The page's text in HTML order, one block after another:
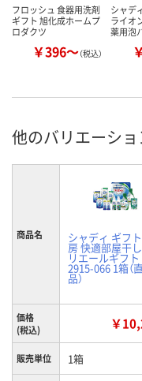
フロッシュ 食器用洗剤
ギフト 旭化成ホームプ
ロダクツ
￥396～（税込）
シャデ
ライオ
薬用泡
他のバリエーショ
商品名 シャディ ギフ
房 快適部屋干
リエールギフト
2915-066 1箱（
品）
価格
(税込)
￥
販売単位 1箱